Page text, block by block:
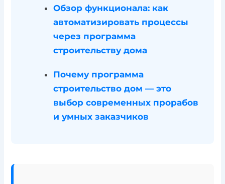
Обзор функционала: как
автоматизировать процессы
через программа
строительству дома
Почему программа
строительство дом — это
выбор современных прорабов
и умных заказчиков